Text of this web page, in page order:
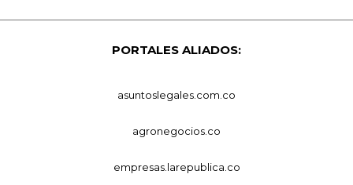
PORTALES ALIADOS:
asuntoslegales.com.co
agronegocios.co
empresas.larepublica.co